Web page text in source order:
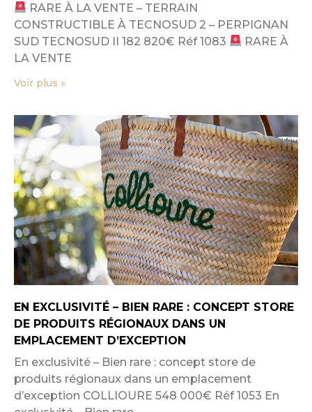
RARE À LA VENTE – TERRAIN
CONSTRUCTIBLE À TECNOSUD 2 – PERPIGNAN
SUD TECNOSUD II 182 820€ Réf 1083
RARE À
LA VENTE
Voir plus »
EN EXCLUSIVITÉ – BIEN RARE : CONCEPT STORE
DE PRODUITS RÉGIONAUX DANS UN
EMPLACEMENT D’EXCEPTION
En exclusivité – Bien rare : concept store de
produits régionaux dans un emplacement
d’exception COLLIOURE 548 000€ Réf 1053 En